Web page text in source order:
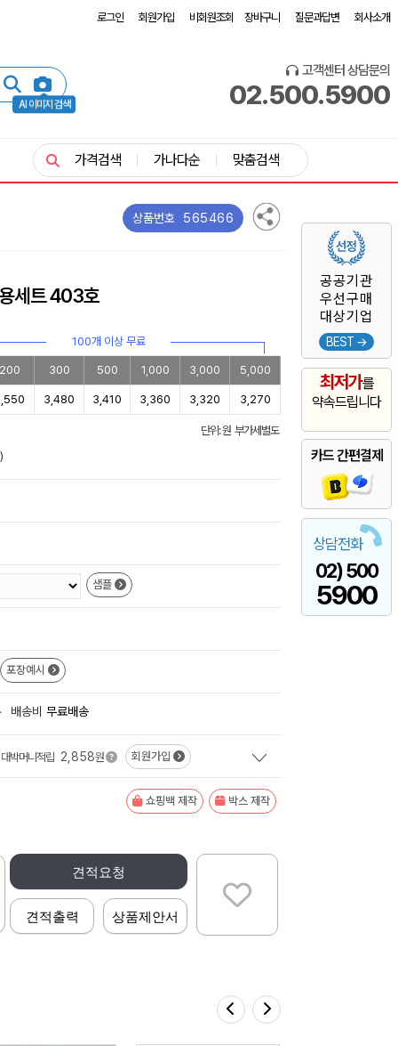
로그인 회원가입 비회원조회 장바구니 질문과답변 회사소개
AI 이미지 검색
고객센터 상담문의
02.500.5900
공공기관
우선구매
대상기업
BEST →
최저가를
약속드립니다
카드 간편결제
상담전화
02) 500
5900
가격검색 가나다순 맞춤검색
상품번호 565466
세트 403호
100개 이상 무료
200 300 500 1,000 3,000 5,000
3,480 3,410 3,360 3,320 3,270
단위: 원 부가세별도
샘플
포장예시
배송비 무료배송
대박머니적립 2,858원 회원가입
쇼핑백 제작 박스 제작
견적요청
견적출력 상품제안서